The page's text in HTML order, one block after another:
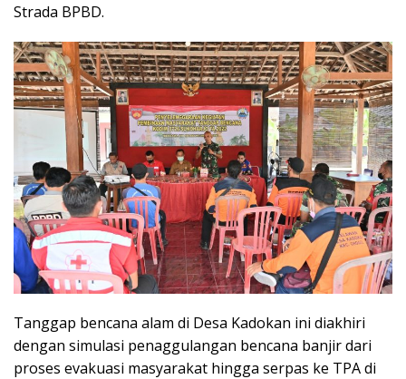
Strada BPBD.
Tanggap bencana alam di Desa Kadokan ini diakhiri
dengan simulasi penaggulangan bencana banjir dari
proses evakuasi masyarakat hingga serpas ke TPA di